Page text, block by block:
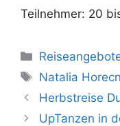
Teilnehmer: 20
Kategorien
Schlagwörter
Natalia
Herbstreise
UpTanzen in